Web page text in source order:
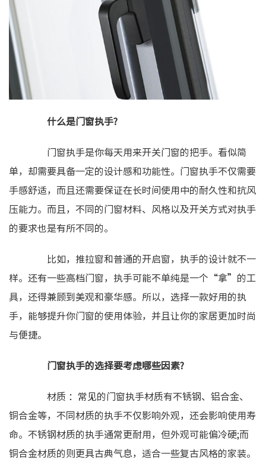
什么是门窗执手?
门窗执手是你每天用来开关门窗的把手。看似简
单，却需要具备一定的设计感和功能性。门窗执手不仅需要
手感舒适，而且还需要保证在长时间使用中的耐久性和抗风
压能力。而且，不同的门窗材料、风格以及开关方式对执手
的要求也是有所不同的。
比如，推拉窗和普通的开启窗，执手的设计就不一
样。还有一些高档门窗，执手可能不单纯是一个“拿”的工
具，还得兼顾到美观和豪华感。所以，选择一款好用的执
手，能够提升你门窗的使用体验，并且让你的家居更加时尚
与便捷。
门窗执手的选择要考虑哪些因素?
材质 ：常见的门窗执手材质有不锈钢、铝合金、
铜合金等，不同材质的执手不仅影响外观，还会影响使用寿
命。不锈钢材质的执手通常更耐用，但外观可能偏冷硬;而
铜合金材质的则更具古典气息，适合一些复古风格的家装。